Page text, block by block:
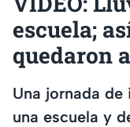
escuela;
quedaron
Una jornada
una escuela y